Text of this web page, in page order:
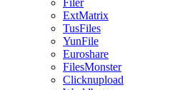
Filer
ExtMatrix
TusFiles
YunFile
Euroshare
FilesMonster
Clicknupload